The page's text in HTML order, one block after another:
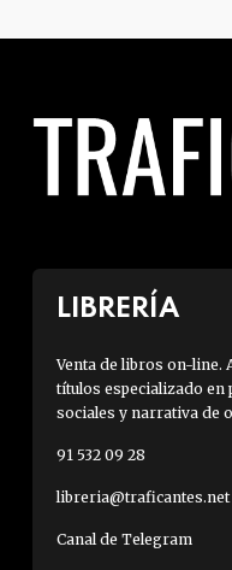
LIBRERÍA
Venta de libros on-line.
títulos especializado
sociales y narrativa de
91 532 09 28
libreria@traficantes.net
Canal de Telegram